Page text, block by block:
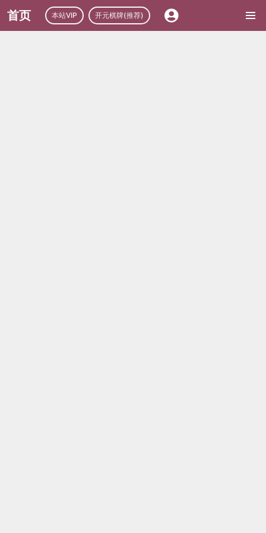
首页 本站VIP 开元棋牌(推荐)